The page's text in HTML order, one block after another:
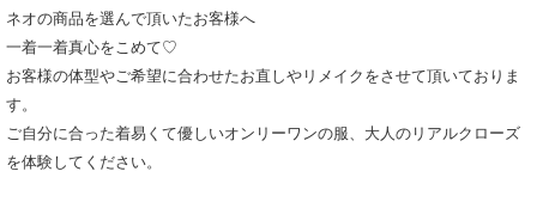
ネオの商品を選んで頂いたお客様へ
一着一着真心をこめて♡
お客様の体型やご希望に合わせたお直しやリメイクをさせて頂いておりま
す。
ご自分に合った着易くて優しいオンリーワンの服、大人のリアルクローズ
を体験してください。